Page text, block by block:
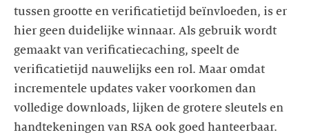
tussen grootte en verificatietijd beïnvloeden, is er
hier geen duidelijke winnaar. Als gebruik wordt
gemaakt van verificatiecaching, speelt de
verificatietijd nauwelijks een rol. Maar omdat
incrementele updates vaker voorkomen dan
volledige downloads, lijken de grotere sleutels en
handtekeningen van RSA ook goed hanteerbaar.